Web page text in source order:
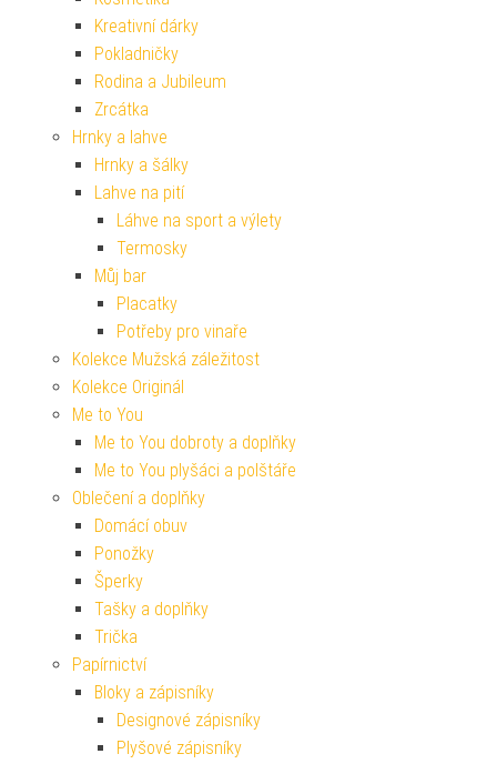
Kreativní dárky
Pokladničky
Rodina a Jubileum
Zrcátka
Hrnky a lahve
Hrnky a šálky
Lahve na pití
Láhve na sport a výlety
Termosky
Můj bar
Placatky
Potřeby pro vinaře
Kolekce Mužská záležitost
Kolekce Originál
Me to You
Me to You dobroty a doplňky
Me to You plyšáci a polštáře
Oblečení a doplňky
Domácí obuv
Ponožky
Šperky
Tašky a doplňky
Trička
Papírnictví
Bloky a zápisníky
Designové zápisníky
Plyšové zápisníky